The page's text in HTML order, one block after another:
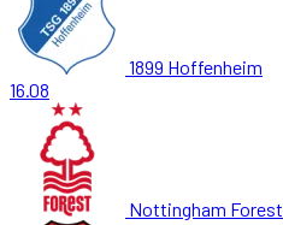
1899 Hoffenheim
16.08
Nottingham Forest